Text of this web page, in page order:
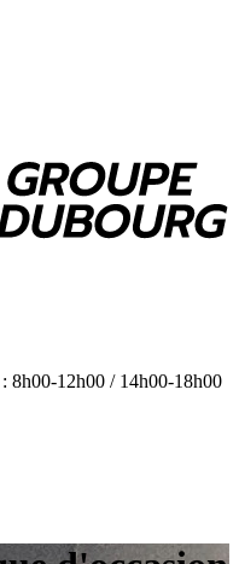
8h00-12h00 / 14h00-18h00